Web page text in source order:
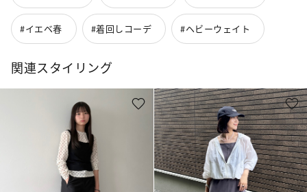
#イエベ春 #着回しコーデ #ヘビーウェイト
関連スタイリング